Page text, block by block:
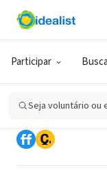
Participar
Seja voluntário ou
Brighter
San Jose, CA